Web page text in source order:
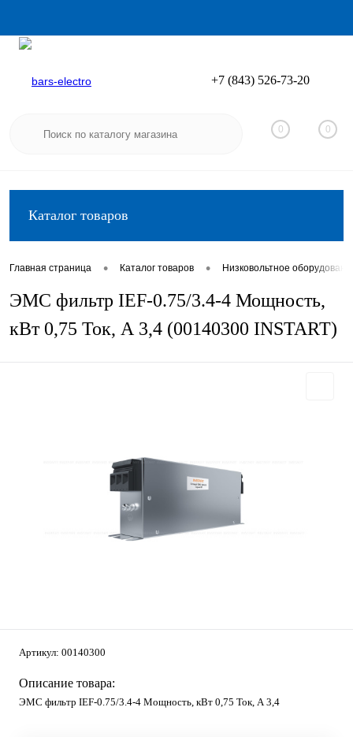
Вход
+7 (843) 526-73-20
0 0
Каталог товаров
Главная страница • Каталог товаров • Низковольтное
ЭМС фильтр IEF-0.75/3.4-4 Мощность,
кВт 0,75 Ток, А 3,4 (00140300 INSTART)
Артикул: 00140300
Описание товара:
ЭМС фильтр IEF-0.75/3.4-4 Мощность, кВт 0,75 Ток, А 3,4